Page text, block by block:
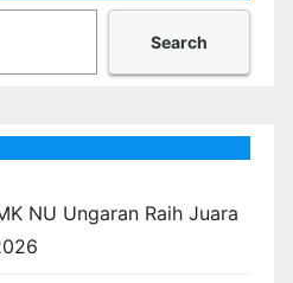
Search
NU Ungaran Raih Juara